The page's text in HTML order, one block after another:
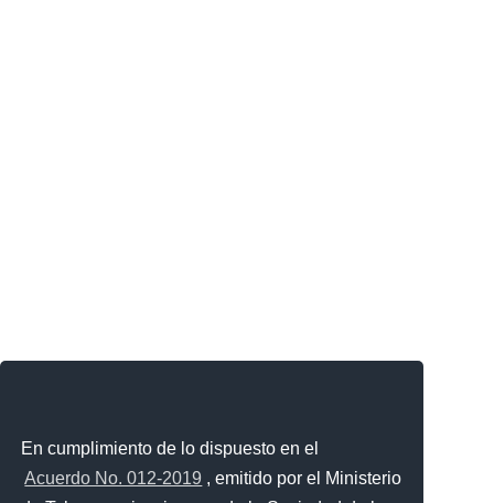
En cumplimiento de lo dispuesto en el
Acuerdo No. 012-2019 , emitido por el Ministerio